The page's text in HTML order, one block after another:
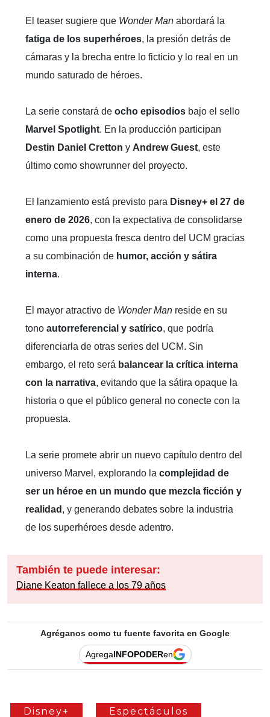
El teaser sugiere que Wonder Man abordará la
fatiga de los superhéroes, la presión detrás de
cámaras y la brecha entre lo ficticio y lo real en un
mundo saturado de héroes.
La serie constará de ocho episodios bajo el sello
Marvel Spotlight. En la producción participan
Destin Daniel Cretton y Andrew Guest, este
último como showrunner del proyecto.
El lanzamiento está previsto para Disney+ el 27 de
enero de 2026, con la expectativa de consolidarse
como una propuesta fresca dentro del UCM gracias
a su combinación de humor, acción y sátira
interna.
El mayor atractivo de Wonder Man reside en su
tono autorreferencial y satírico, que podría
diferenciarla de otras series del UCM. Sin
embargo, el reto será balancear la crítica interna
con la narrativa, evitando que la sátira opaque la
historia o que el público general no conecte con la
propuesta.
La serie promete abrir un nuevo capítulo dentro del
universo Marvel, explorando la complejidad de
ser un héroe en un mundo que mezcla ficción y
realidad , y generando debates sobre la industria
de los superhéroes desde adentro.
También te puede interesar:
Diane Keaton fallece a los 79 años
Agréganos como tu fuente favorita en Google
AgregaINFOPODERen
Disney+ Espectáculos